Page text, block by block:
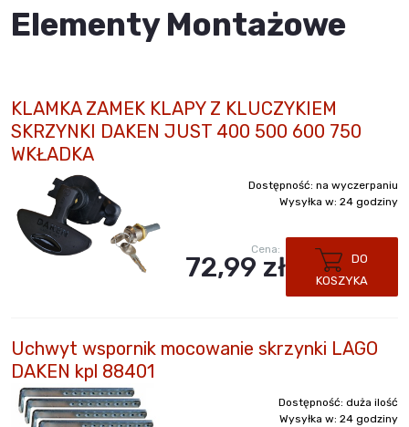
Elementy Montażowe
KLAMKA ZAMEK KLAPY Z KLUCZYKIEM
SKRZYNKI DAKEN JUST 400 500 600 750
WKŁADKA
Dostępność: na wyczerpaniu
Wysyłka w: 24 godziny
Cena:
72,99 zł
DO
KOSZYKA
Uchwyt wspornik mocowanie skrzynki LAGO
DAKEN kpl 88401
Dostępność: duża ilość
Wysyłka w: 24 godziny